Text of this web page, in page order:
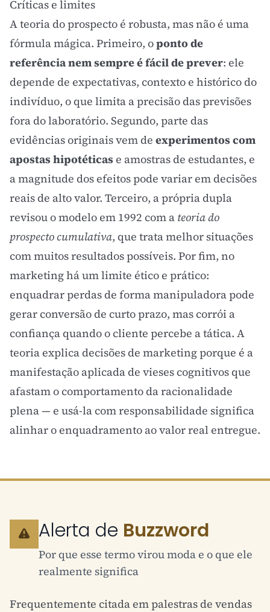
Críticas e limites
A teoria do prospecto é robusta, mas não é uma
fórmula mágica. Primeiro, oponto de
referência nem sempre é fácil de prever: ele
depende de expectativas, contexto e histórico do
indivíduo, o que limita a precisão das previsões
fora do laboratório. Segundo, parte das
evidências originais vem de experimentos com
apostas hipotéticas e amostras de estudantes, e
a magnitude dos efeitos pode variar em decisões
reais de alto valor. Terceiro, a própria dupla
revisou o modelo em 1992 com a teoria do
prospecto cumulativa, que trata melhor situações
com muitos resultados possíveis. Por fim, no
marketing há um limite ético e prático:
enquadrar perdas de forma manipuladora pode
gerar conversão de curto prazo, mas corrói a
confiança quando o cliente percebe a tática. A
teoria explica decisões de marketing porque é a
manifestação aplicada de vieses cognitivosque
afastam o comportamento da racionalidade
plena — e usá-la com responsabilidade significa
alinhar o enquadramento ao valor real entregue.
Alerta de Buzzword
Por que esse termo virou moda e o que ele
realmente significa
Frequentemente citada em palestras de vendas